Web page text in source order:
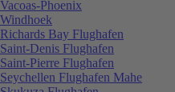
Vacoas-Phoenix
Windhoek
Richards Bay Flughafen
Saint-Denis Flughafen
Saint-Pierre Flughafen
Seychellen Flughafen Mahe